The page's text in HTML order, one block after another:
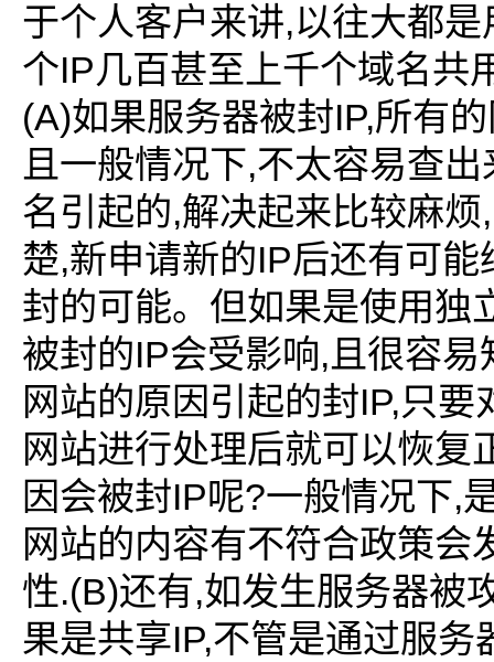
于个人客户来讲,以往大都
个IP几百甚至上千个域名共
(A)如果服务器被封IP,所有
且一般情况下,不太容易查
名引起的,解决起来比较麻烦,
楚,新申请新的IP后还有可能
封的可能。但如果是使用独
被封的IP会受影响, 且很容
网站的原因引起的封IP,只要
网站进行处理后就可以恢复
因会被封IP呢?一般情况下,
网站的内容有不符合政策会
性.(B)还有,如发生服务器被
果是共享IP,不管是通过服务